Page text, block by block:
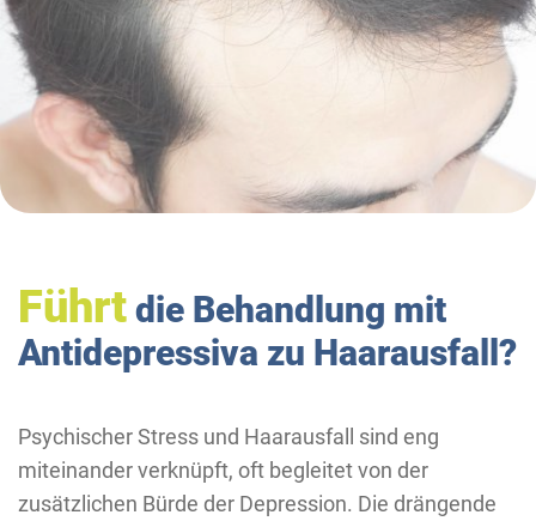
Führt die Behandlung mit
Antidepressiva zu Haarausfall?
Psychischer Stress und Haarausfall sind eng
miteinander verknüpft, oft begleitet von der
zusätzlichen Bürde der Depression. Die drängende